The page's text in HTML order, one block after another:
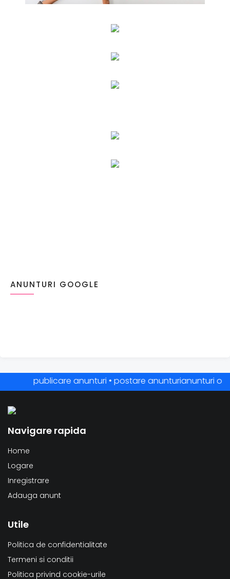
ANUNTURI GOOGLE
publicare anunturi • postare anunturianunturi
Navigare rapida
Home
Logare
Inregistrare
Adauga anunt
Utile
Politica de confidentialitate
Termeni si conditii
Politica privind cookie-urile